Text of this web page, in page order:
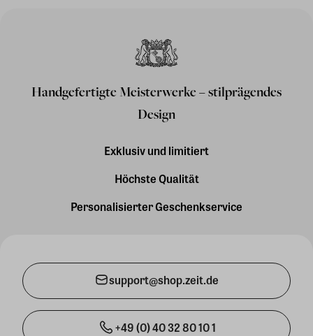
Handgefertigte Meisterwerke – stilprägendes
Design
Exklusiv und limitiert
Höchste Qualität
Personalisierter Geschenkservice
support@shop.zeit.de
+49 (0) 40 32 80 10 1